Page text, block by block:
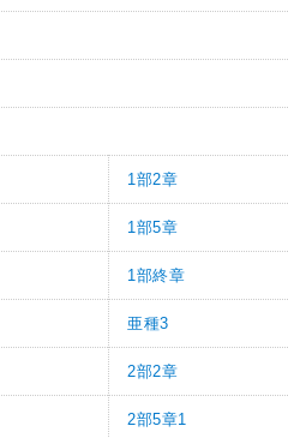
1部2章
1部5章
1部終章
亜種3
2部2章
2部5章1